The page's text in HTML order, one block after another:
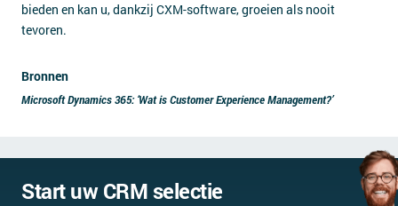
bieden en kan u, dankzij CXM-software, groeien als nooit
tevoren.
Bronnen
Microsoft Dynamics 365: ‘Wat is Customer Experience Management?’
Start uw CRM selectie